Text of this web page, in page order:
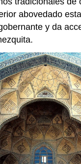
abovedado
y da